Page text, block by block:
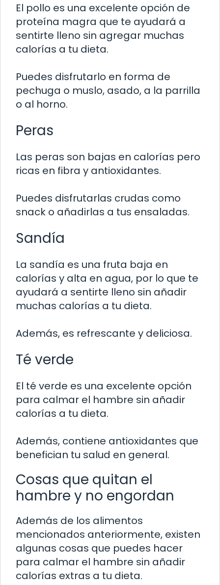
El pollo es una excelente opción de
proteína magra que te ayudará a
sentirte lleno sin agregar muchas
calorías a tu dieta.
Puedes disfrutarlo en forma de
pechuga o muslo, asado, a la parrilla
o al horno.
Peras
Las peras son bajas en calorías pero
ricas en fibra y antioxidantes.
Puedes disfrutarlas crudas como
snack o añadirlas a tus ensaladas.
Sandía
La sandía es una fruta baja en
calorías y alta en agua, por lo que te
ayudará a sentirte lleno sin añadir
muchas calorías a tu dieta.
Además, es refrescante y deliciosa.
Té verde
El té verde es una excelente opción
para calmar el hambre sin añadir
calorías a tu dieta.
Además, contiene antioxidantes que
benefician tu salud en general.
Cosas que quitan el
hambre y no engordan
Además de los alimentos
mencionados anteriormente, existen
algunas cosas que puedes hacer
para calmar el hambre sin añadir
calorías extras a tu dieta.